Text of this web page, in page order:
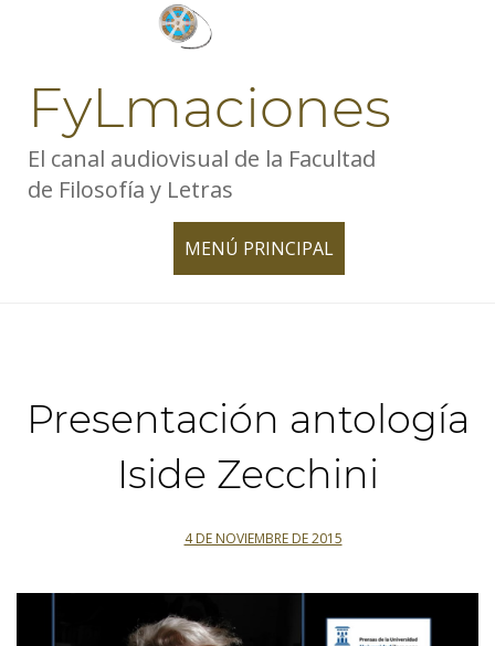
FyLmaciones
El canal audiovisual de la Facultad
de Filosofía y Letras
MENÚ PRINCIPAL
TOGGLE
Presentación antología
Iside Zecchini
4 DE NOVIEMBRE DE 2015